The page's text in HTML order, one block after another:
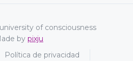
of consciousness
by pixju
Política de privacidad